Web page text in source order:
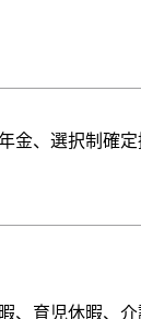
⾦、選択制確
、育児休暇、